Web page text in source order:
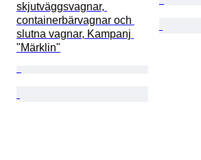
skjutväggsvagnar,
containerbärvagnar och
slutna vagnar, Kampanj
"Märklin"